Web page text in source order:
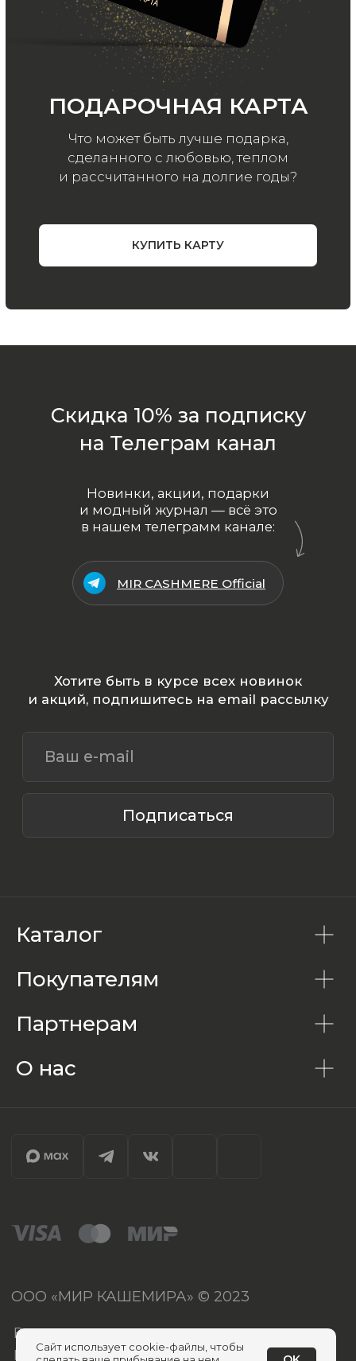
Каталог
Покупателям
Партнерам
О нас
Все права защищены.
конфиденциальности
Сайт использует cookie-файлы, чтобы